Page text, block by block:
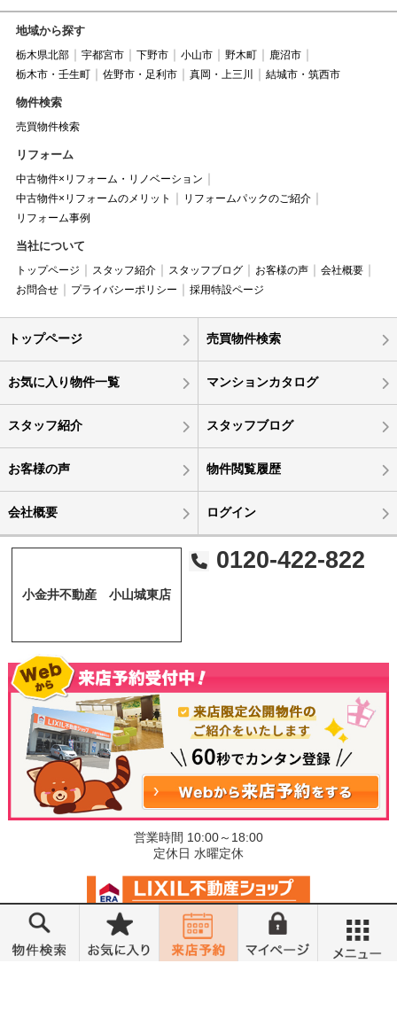
地域から探す
栃木県北部 宇都宮市 下野市 小山市 野木町
鹿沼市
栃木市・壬生町
佐野市・足利市 真岡・上三川 結城市・筑西市
物件検索
売買物件検索
リフォーム
中古物件×リフォーム・リノベーション
中古物件×リフォームのメリット
リフォームパックのご紹介
リフォーム事例
当社について
トップページ スタッフ紹介 スタッフブログ お客様の声
会社概要
お問合せ
プライバシーポリシー 採用特設ページ
トップページ 売買物件検索
お気に入り物件一覧 マンションカタログ
スタッフ紹介 スタッフブログ
お客様の声 物件閲覧履歴
会社概要 ログイン
小金井不動産 小山城東店
0120-422-822
営業時間 10:00～18:00
定休日 水曜定休
©小金井不動産売買部 小山城東店